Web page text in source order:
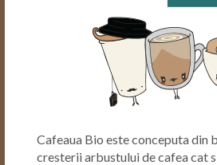
Cafeaua Bio este conceputa din
cresterii arbustului de cafea cat